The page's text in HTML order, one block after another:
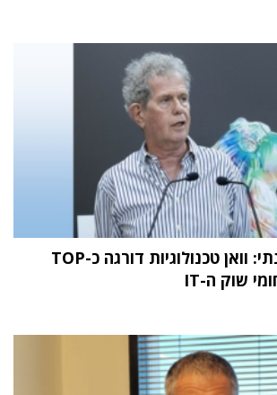
מחקר STKI השנתי: וואן טכנולוגיות דורגה כ-TOP